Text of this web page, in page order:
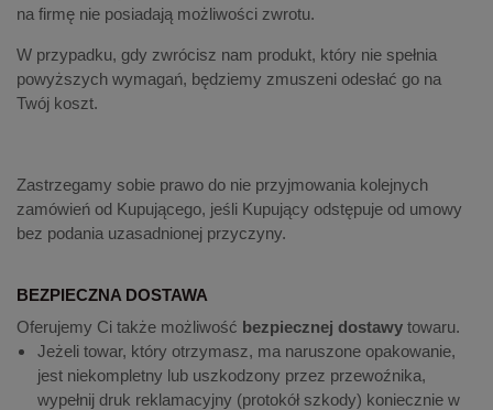
na firmę nie posiadają możliwości zwrotu.
W przypadku, gdy zwrócisz nam produkt, który nie spełnia
powyższych wymagań, będziemy zmuszeni odesłać go na
Twój koszt.
Zastrzegamy sobie prawo do nie przyjmowania kolejnych
zamówień od Kupującego, jeśli Kupujący odstępuje od umowy
bez podania uzasadnionej przyczyny.
BEZPIECZNA DOSTAWA
Oferujemy Ci także możliwość bezpiecznej dostawy towaru.
Jeżeli towar, który otrzymasz, ma naruszone opakowanie,
jest niekompletny lub uszkodzony przez przewoźnika,
wypełnij druk reklamacyjny (protokół szkody) koniecznie w